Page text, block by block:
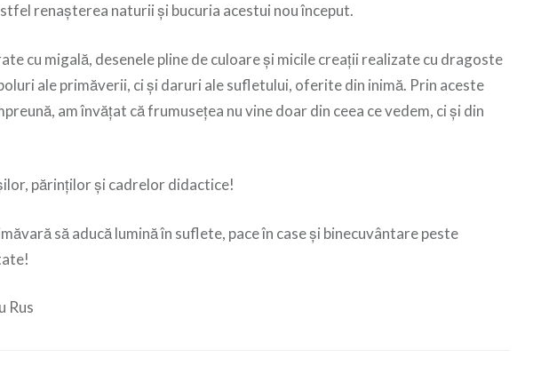
renașterea naturii și bucuria acestui nou început.
cu migală, desenele pline de culoare și micile creații realizate cu dragoste
ale primăverii, ci și daruri ale sufletului, oferite din inimă. Prin aceste
am învățat că frumusețea nu vine doar din ceea ce vedem, ci și din
părinților și cadrelor didactice!
să aducă lumină în suflete, pace în case și binecuvântare peste
Rus